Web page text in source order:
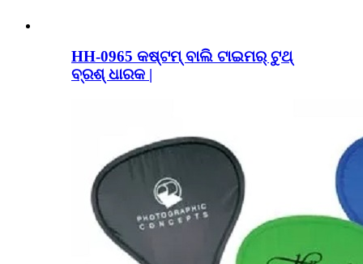
HH-0965 କଷ୍ଟମ୍ ବାଲି ଟାଇମର୍ ଟୁଥ୍
ବ୍ରଶ୍ ଧାରକ |